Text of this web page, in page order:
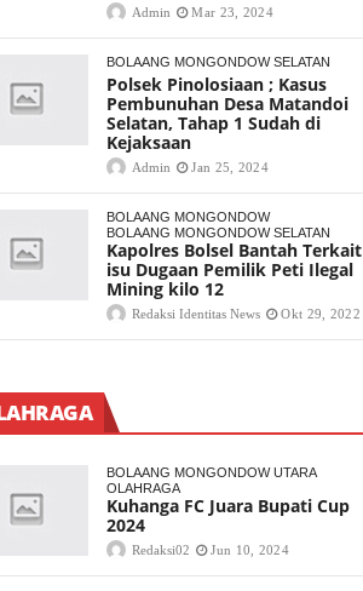
Admin Mar 23, 2024
BOLAANG MONGONDOW SELATAN
Polsek Pinolosiaan ; Kasus
Pembunuhan Desa Matandoi
Selatan, Tahap 1 Sudah di
Kejaksaan
Admin Jan 25, 2024
BOLAANG MONGONDOW
BOLAANG MONGONDOW SELATAN
Kapolres Bolsel Bantah Terkait
isu Dugaan Pemilik Peti Ilegal
Mining kilo 12
Redaksi Identitas News Okt 29, 2022
BOLAANG MONGONDOW UTARA
OLAHRAGA
Kuhanga FC Juara Bupati Cup
2024
Redaksi02 Jun 10, 2024